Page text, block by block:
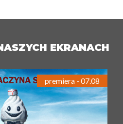
EKRANACH
premiera - 07.08